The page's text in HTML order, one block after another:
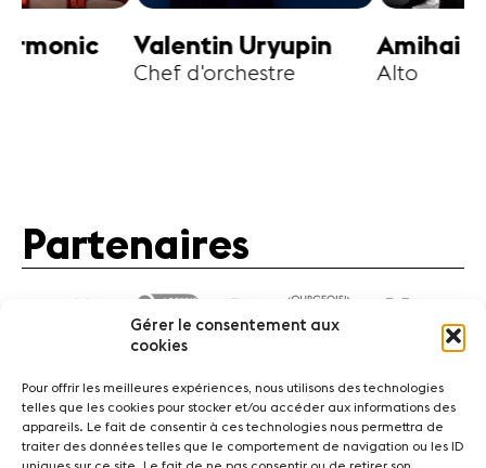
Gérer le consentement aux
cookies
Pour offrir les meilleures expériences, nous utilisons des technologies
telles que les cookies pour stocker et/ou accéder aux informations des
appareils. Le fait de consentir à ces technologies nous permettra de
traiter des données telles que le comportement de navigation ou les ID
Valentin Uryupin
Chef d'orchestre
Amihai
Alto
Partenaires
ActualitésConcerts Bénévoles Médiation